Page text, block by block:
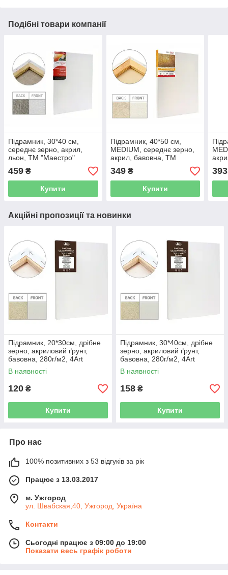
Подібні товари компанії
Підрамник, 30*40 см,
середнє зерно, акрил,
льон, ТМ "Маестро"
459 ₴
Купити
Підрамник, 40*50 см,
MEDIUM, середнє зерно,
акрил, бавовна, ТМ
''Етюд''
349₴
Купити
Акційні пропозиції та новинки
Підрамник, 20*30см, дрібне
зерно, акриловий ґрунт,
бавовна, 280г/м2, 4Art
В наявності
120 ₴
Купити
Підрамник, 30*40см, дрібне
зерно, акриловий ґрунт,
бавовна, 280г/м2, 4Art
В наявності
158 ₴
Купити
Про нас
100% позитивних з 53 відгуків за рік
Працює з 13.03.2017
м. Ужгород
ул. Швабская,40, Ужгород, Україна
Контакти
Сьогодні працює з 09:00 до 19:00
Показати весь графік роботи